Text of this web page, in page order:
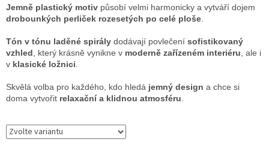
Jemně plastický motiv působí velmi harmonicky a vytváří dojem
drobounkých perliček rozesetých po celé ploše.
Tón v tónu laděné spirály dodávají povlečení sofistikovaný
vzhled, který krásně vynikne v moderně zařízeném interiéru, ale i
v klasické ložnici.
Skvělá volba pro každého, kdo hledá jemný design a chce si
doma vytvořit relaxační a klidnou atmosféru.